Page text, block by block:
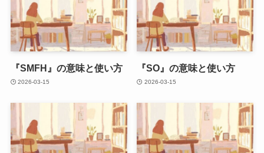
『SMFH』の意味と使い方
2026-03-15
『SO』の意味と使い方
2026-03-15